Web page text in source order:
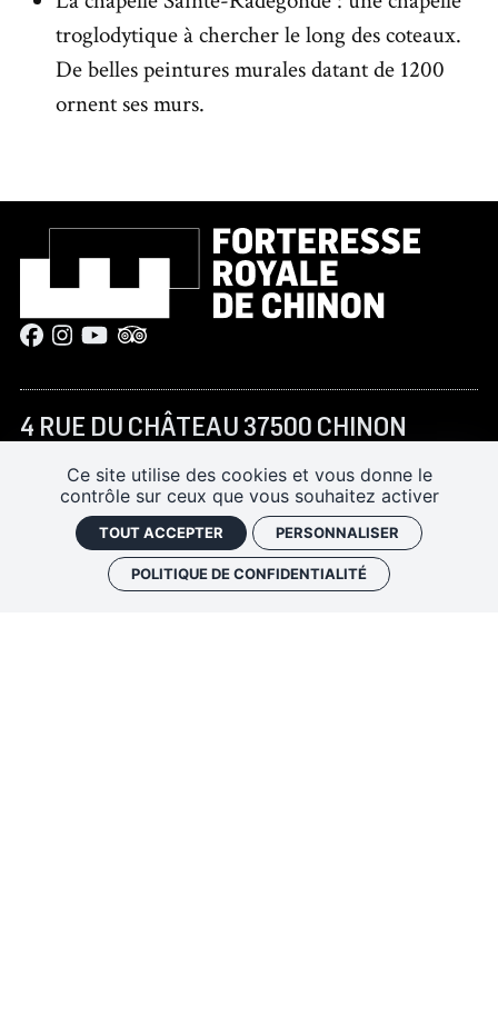
Ce site utilise des cookies et vous donne le
contrôle sur ceux que vous souhaitez activer
TOUT ACCEPTER PERSONNALISER
POLITIQUE DE CONFIDENTIALITÉ
troglodytique à chercher le long des coteaux.
De belles peintures murales datant de 1200
ornent ses murs.
4 RUE DU CHÂTEAU 37500 CHINON
+33 (0)2 47 93 13 45
forteressechinon@departement-
touraine.fr